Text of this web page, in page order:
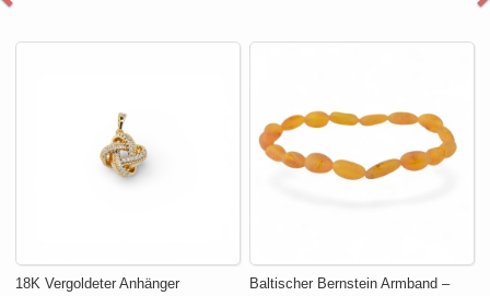
18K Vergoldeter Anhänger
Baltischer Bernstein Armband –